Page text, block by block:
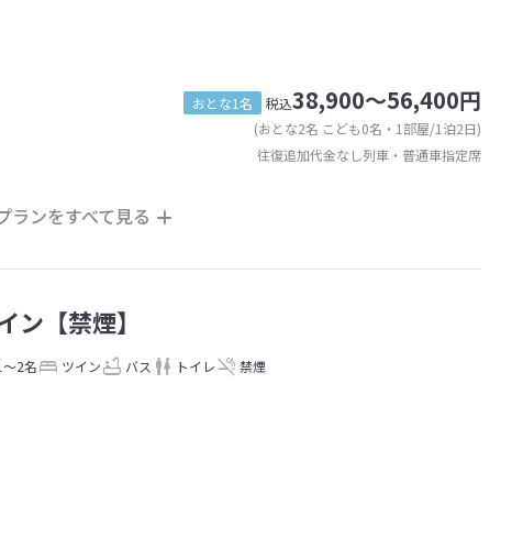
おとな1名 税込38,900～56,400円
(おとな2名 こども0名・1部屋/1泊2日)
往復追加代金なし列車・普通車指定席
ランをすべて見る
ン【禁煙】
～2名 ツイン バス トイレ 禁煙